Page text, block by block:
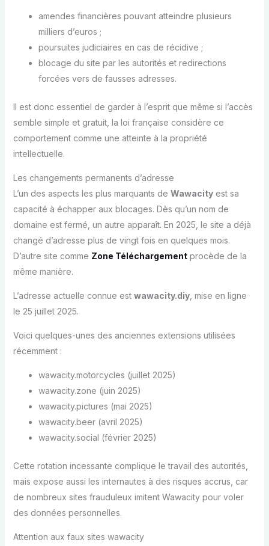
amendes financières pouvant atteindre plusieurs
milliers d’euros ;
poursuites judiciaires en cas de récidive ;
blocage du site par les autorités et redirections
forcées vers de fausses adresses.
Il est donc essentiel de garder à l’esprit que même si l’accès
semble simple et gratuit, la loi française considère ce
comportement comme une atteinte à la propriété
intellectuelle.
Les changements permanents d’adresse
L’un des aspects les plus marquants de Wawacityest sa
capacité à échapper aux blocages. Dès qu’un nom de
domaine est fermé, un autre apparaît. En 2025, le site a déjà
changé d’adresse plus de vingt fois en quelques mois.
D’autre site comme Zone Téléchargementprocède de la
même manière.
L’adresse actuelle connue est wawacity.diy, mise en ligne
le 25 juillet 2025.
Voici quelques-unes des anciennes extensions utilisées
récemment :
wawacity.motorcycles (juillet 2025)
wawacity.zone (juin 2025)
wawacity.pictures (mai 2025)
wawacity.beer (avril 2025)
wawacity.social (février 2025)
Cette rotation incessante complique le travail des autorités,
mais expose aussi les internautes à des risques accrus, car
de nombreux sites frauduleux imitent Wawacity pour voler
des données personnelles.
Attention aux faux sites wawacity